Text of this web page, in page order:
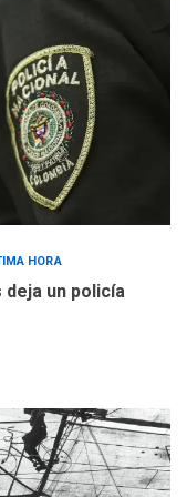
HORA
un policía